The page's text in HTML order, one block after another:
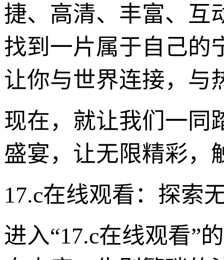
捷、高清、丰富、互
找到一片属于自己的
让你与世界连接，与
现在，就让我们一同
盛宴，让无限精彩，
17.c在线观看：探索
进入“17.c在线观看”